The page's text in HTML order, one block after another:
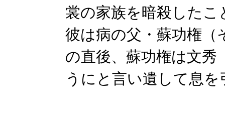
裳の家族を暗殺した
彼は病の父・蘇功権
の直後、蘇功権は文
うにと言い遺して息を